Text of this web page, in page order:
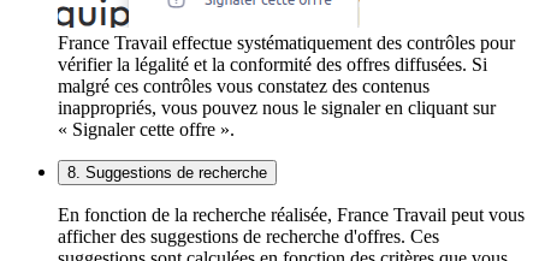
France Travail effectue systématiquement des contrôles pour
vérifier la légalité et la conformité des offres diffusées. Si
malgré ces contrôles vous constatez des contenus
inappropriés, vous pouvez nous le signaler en cliquant sur
« Signaler cette offre ».
8. Suggestions de recherche
En fonction de la recherche réalisée, France Travail peut vous
afficher des suggestions de recherche d'offres. Ces